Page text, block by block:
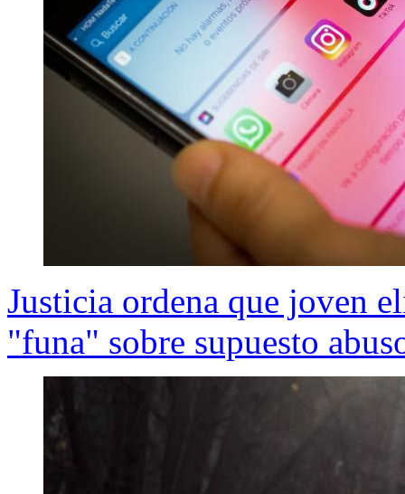
Justicia ordena que joven
"funa" sobre supuesto